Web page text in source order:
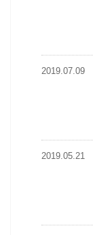
2019.07.09
2019.05.21